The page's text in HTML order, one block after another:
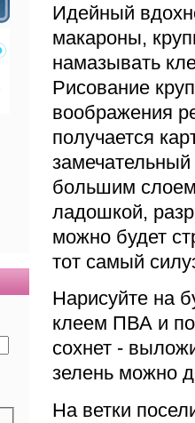
Идейный
макароны,
намазывать
Рисование
воображения
получается
большим слоем
ладошкой,
можно будет
тот самый
Нарисуйте на
клеем ПВА и
сохнет -
зелень можно
На ветки